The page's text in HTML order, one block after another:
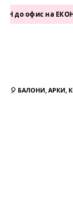
на ЕКОНТ при
🎈 БАЛОНИ, АРКИ,